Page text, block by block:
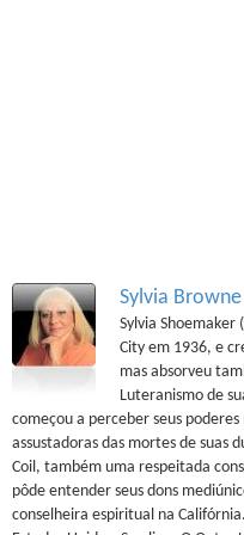
Sylvia Browne
Sylvia Shoemaker
City em 1936, e
mas absorveu
Luteranismo de
começou a perceber seus
assustadoras das mortes de suas
Coil, também uma respeitada
pôde entender seus dons
conselheira espiritual na